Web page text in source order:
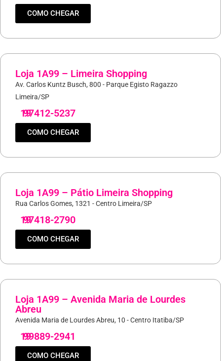
COMO CHEGAR
Loja 1A99 – Limeira Shopping
Av. Carlos Kuntz Busch, 800 - Parque Egisto Ragazzo
Limeira/SP
19
97412-5237
COMO CHEGAR
Loja 1A99 – Pátio Limeira Shopping
Rua Carlos Gomes, 1321 - Centro Limeira/SP
19
97418-2790
COMO CHEGAR
Loja 1A99 – Avenida Maria de Lourdes
Abreu
Avenida Maria de Lourdes Abreu, 10 - Centro Itatiba/SP
19
99889-2941
COMO CHEGAR